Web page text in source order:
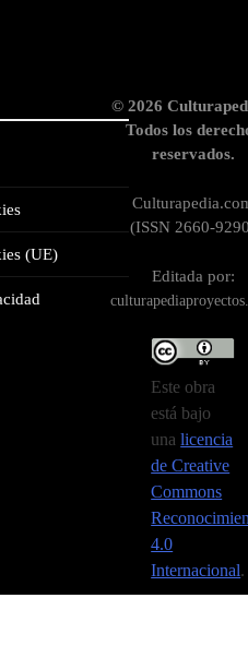
(UE)
© 2026
Todos los
reservados.
(ISSN 2660-
Editada por:
Este obra
está bajo
unalicencia
de Creative
Commons
4.0
Internacional.